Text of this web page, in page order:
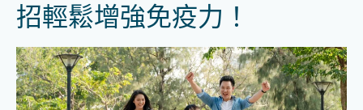
招輕鬆增強免疫力！